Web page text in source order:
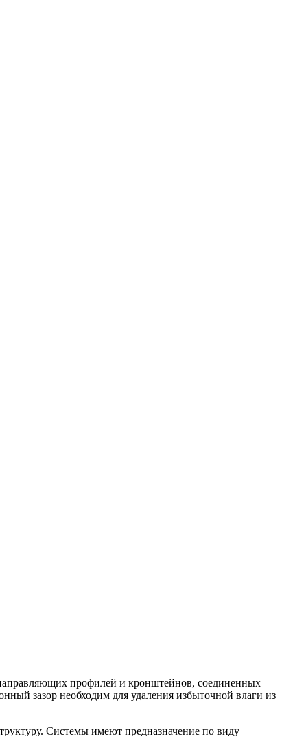
профилей и кронштейнов, соединенных
зазор необходим для удаления избыточной влаги из
Системы имеют предназначение по виду